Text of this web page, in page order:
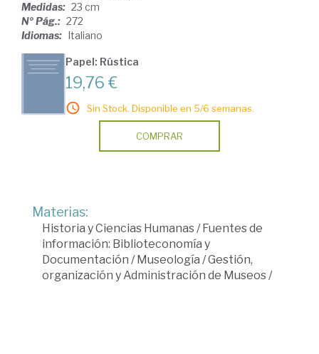
Medidas: 23 cm
Nº Pág.: 272
Idiomas: Italiano
Papel: Rústica
19,76 €
Sin Stock. Disponible en 5/6 semanas.
COMPRAR
Materias:
Historia y Ciencias Humanas/Fuentes de
información: Biblioteconomía y
Documentación /Museología /Gestión,
organización y Administración de Museos/